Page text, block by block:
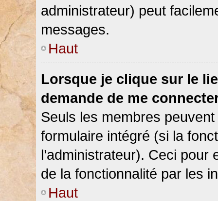
administrateur) peut
messages.
Haut
Lorsque je clique sur le
demande de me
Seuls les membres
formulaire intégré (si la
l’administrateur). Ceci pour
de la fonctionnalité par les
Haut